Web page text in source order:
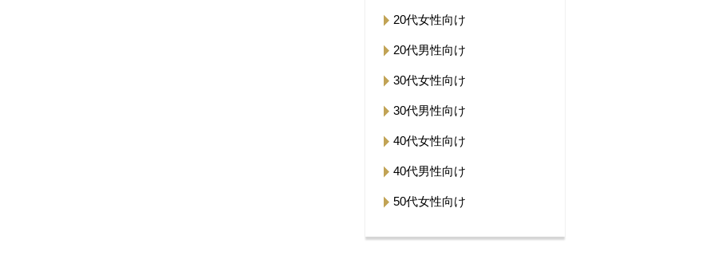
20代女性向け
20代男性向け
30代女性向け
30代男性向け
40代女性向け
40代男性向け
50代女性向け